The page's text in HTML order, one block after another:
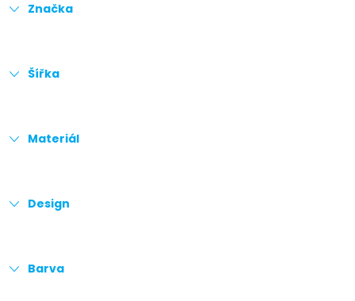
Značka
Šířka
Materiál
Design
Barva